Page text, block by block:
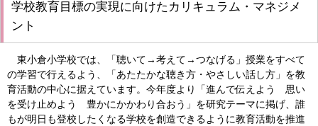
学校教育目標の実現に向けたカリキュラム・マネジメ
ント
東小倉小学校では、「聴いて→考えて→つなげる」授業をすべて
の学習で行えるよう、「あたたかな聴き方・やさしい話し方」を教
育活動の中心に据えています。今年度より「進んで伝えよう 思い
を受け止めよう 豊かにかかわり合おう」を研究テーマに掲げ、誰
もが明日も登校したくなる学校を創造できるように教育活動を推進